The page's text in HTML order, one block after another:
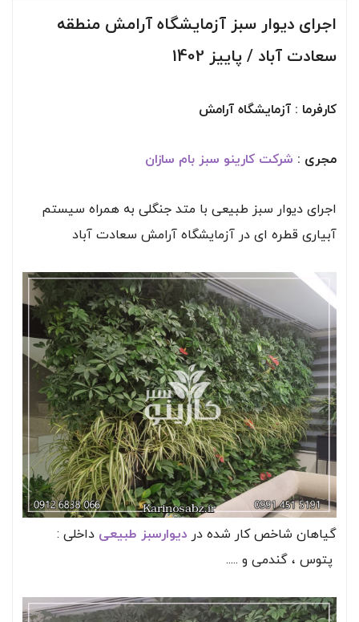
اجرای دیوار سبز آزمایشگاه آرامش منطقه
سعادت آباد / پاییز 1402
کارفرما : آزمایشگاه آرامش
مجری : شرکت کارینو سبز بام سازان
اجرای دیوار سبز طبیعی با متد جنگلی به همراه سیستم
آبیاری قطره ای در آزمایشگاه آرامش سعادت آباد
گیاهان شاخص کار شده در دیوارسبز طبیعی داخلی :
پتوس ، گندمی و .....